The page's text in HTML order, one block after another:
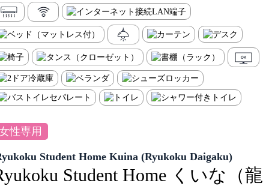
性専用
Student Home Kuina (Ryukoku Daigaku)
Student Home くいな（龍